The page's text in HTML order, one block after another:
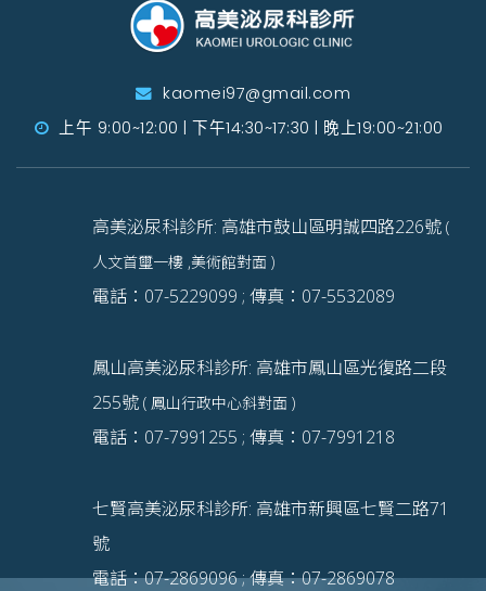
kaomei97@gmail.com
上午 9:00~12:00 | 下午14:30~17:30 | 晚上19:00~21:00
高美泌尿科診所: 高雄市鼓山區明誠四路226號 (
人文首璽一樓 ,美術館對面 )
電話：07-5229099 ; 傳真：07-5532089
鳳山高美泌尿科診所: 高雄市鳳山區光復路二段
255號 ( 鳳山行政中心斜對面 )
電話：07-7991255 ; 傳真：07-7991218
七賢高美泌尿科診所: 高雄市新興區七賢二路71
號
電話：07-2869096 ; 傳真：07-2869078